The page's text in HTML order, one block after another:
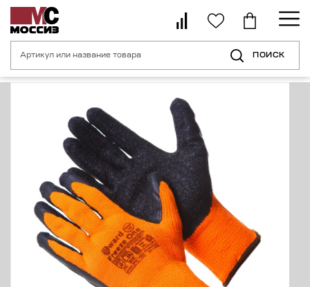
ПОИСК
Главная страница Средства индивидуальной защиты рук